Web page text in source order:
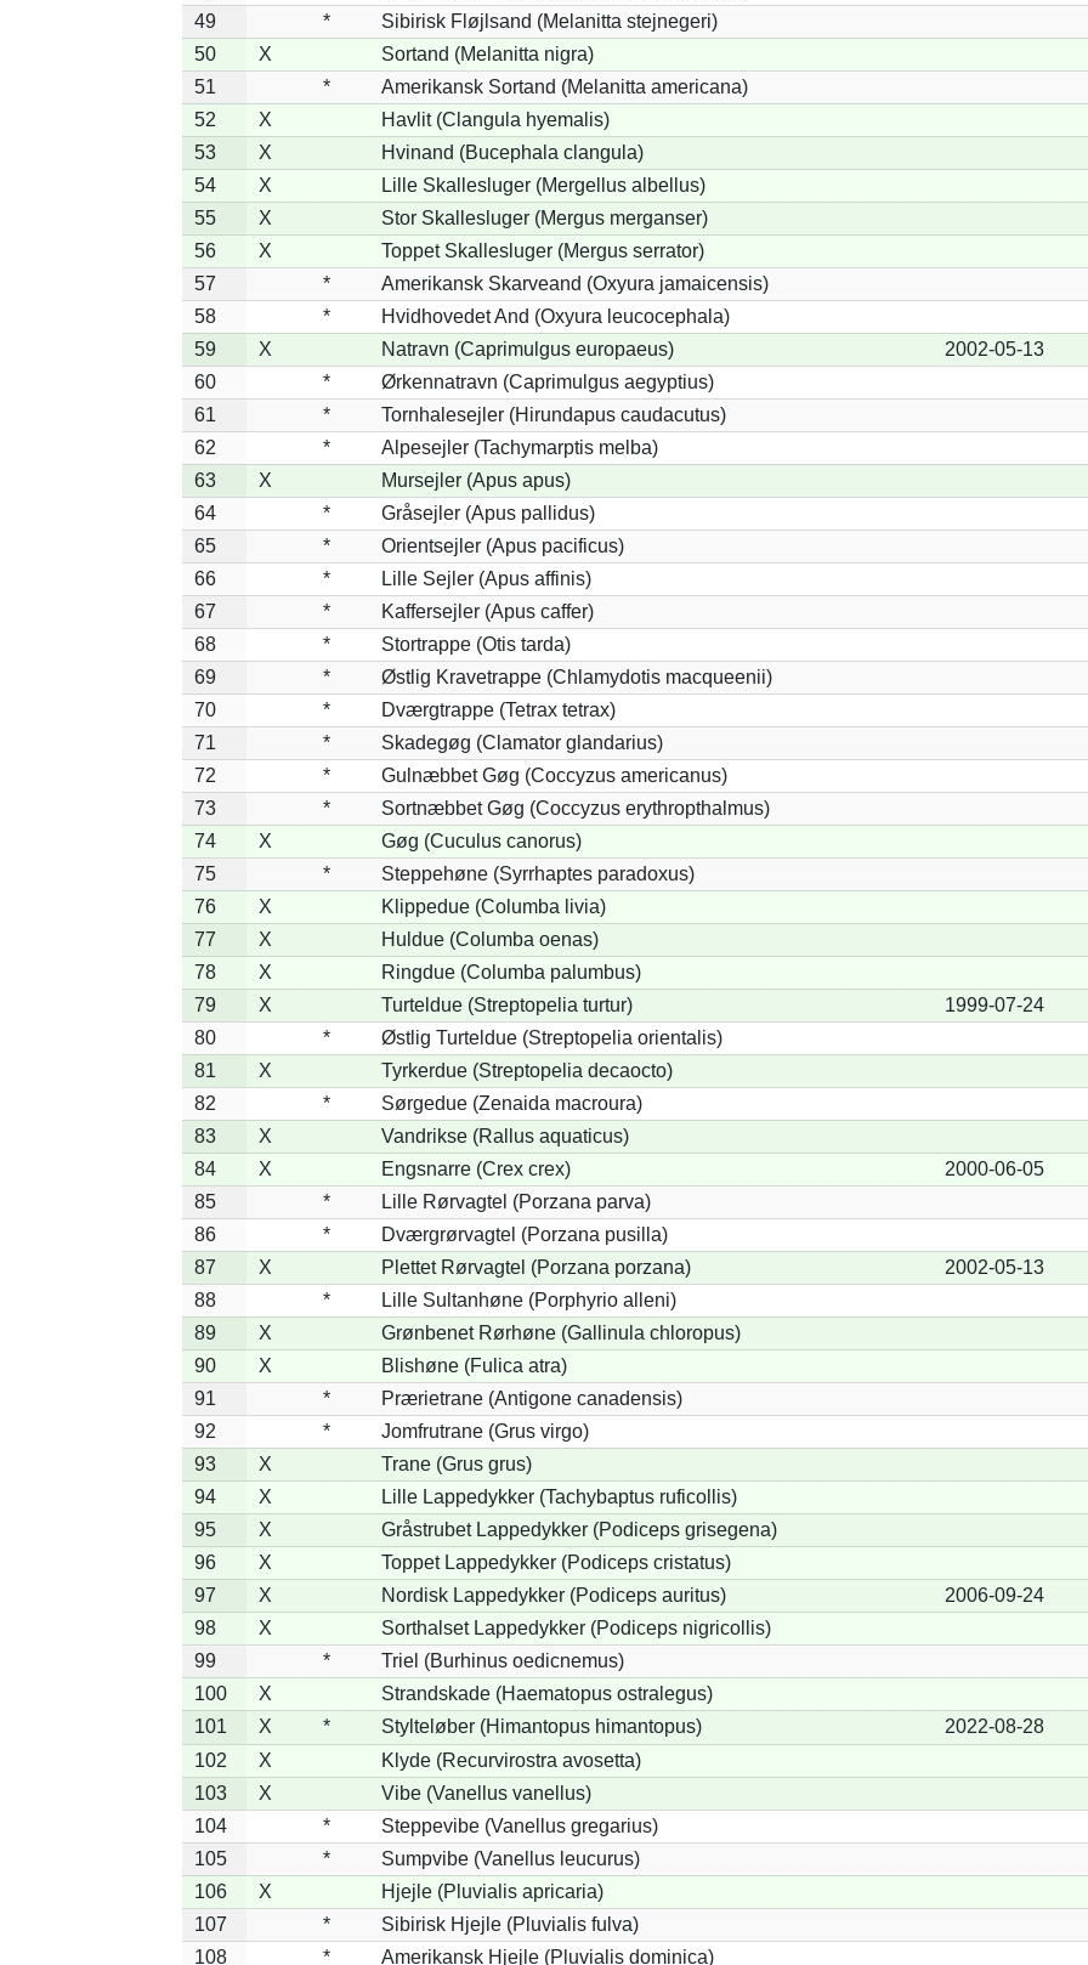
49
*
Sibirisk Fløjlsand (Melanitta stejnegeri)
50
X
Sortand (Melanitta nigra)
51
*
Amerikansk Sortand (Melanitta americana)
52
X
Havlit (Clangula hyemalis)
53
X
Hvinand (Bucephala clangula)
54
X
Lille Skallesluger (Mergellus albellus)
55
X
Stor Skallesluger (Mergus merganser)
56
X
Toppet Skallesluger (Mergus serrator)
57
*
Amerikansk Skarveand (Oxyura jamaicensis)
58
*
Hvidhovedet And (Oxyura leucocephala)
59
X Natravn (Caprimulgus europaeus) 2002-05-13
60
*
Ørkennatravn (Caprimulgus aegyptius)
61
*
Tornhalesejler (Hirundapus caudacutus)
62
*
Alpesejler (Tachymarptis melba)
63
X
Mursejler (Apus apus)
64
*
Gråsejler (Apus pallidus)
65
*
Orientsejler (Apus pacificus)
66
*
Lille Sejler (Apus affinis)
67
*
Kaffersejler (Apus caffer)
68
*
Stortrappe (Otis tarda)
69
*
Østlig Kravetrappe (Chlamydotis macqueenii)
70
*
Dværgtrappe (Tetrax tetrax)
71
*
Skadegøg (Clamator glandarius)
72
*
Gulnæbbet Gøg (Coccyzus americanus)
73
*
Sortnæbbet Gøg (Coccyzus erythropthalmus)
74
X
Gøg (Cuculus canorus)
75
*
Steppehøne (Syrrhaptes paradoxus)
76
X
Klippedue (Columba livia)
77
X
Huldue (Columba oenas)
78
X
Ringdue (Columba palumbus)
79
X Turteldue (Streptopelia turtur) 1999-07-24
80
*
Østlig Turteldue (Streptopelia orientalis)
81
X
Tyrkerdue (Streptopelia decaocto)
82
*
Sørgedue (Zenaida macroura)
83
X
Vandrikse (Rallus aquaticus)
84
X Engsnarre (Crex crex) 2000-06-05
85
*
Lille Rørvagtel (Porzana parva)
86
*
Dværgrørvagtel (Porzana pusilla)
87
X Plettet Rørvagtel (Porzana porzana) 2002-05-13
88
*
Lille Sultanhøne (Porphyrio alleni)
89
X
Grønbenet Rørhøne (Gallinula chloropus)
90
X
Blishøne (Fulica atra)
91
*
Prærietrane (Antigone canadensis)
92
*
Jomfrutrane (Grus virgo)
93
X
Trane (Grus grus)
94
X
Lille Lappedykker (Tachybaptus ruficollis)
95
X
Gråstrubet Lappedykker (Podiceps grisegena)
96
X
Toppet Lappedykker (Podiceps cristatus)
97
X Nordisk Lappedykker (Podiceps auritus) 2006-09-24
98
X
Sorthalset Lappedykker (Podiceps nigricollis)
99
*
Triel (Burhinus oedicnemus)
100
X
Strandskade (Haematopus ostralegus)
101
X * Stylteløber (Himantopus himantopus) 2022-08-28
102
X
Klyde (Recurvirostra avosetta)
103
X
Vibe (Vanellus vanellus)
104
*
Steppevibe (Vanellus gregarius)
105
*
Sumpvibe (Vanellus leucurus)
106
X
Hjejle (Pluvialis apricaria)
107
*
Sibirisk Hjejle (Pluvialis fulva)
108
* Amerikansk Hjejle (Pluvialis dominica)